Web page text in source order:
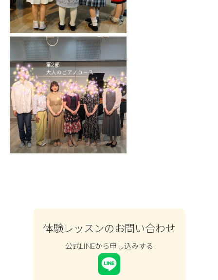
体験レッスンのお問い合わせ
公式LINEから申し込みする